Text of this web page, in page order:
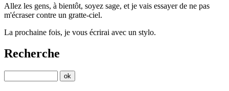
Allez les gens, à bientôt, soyez sage, et je vais essayer de ne pas
m'écraser contre un gratte-ciel.
La prochaine fois, je vous écrirai avec un stylo.
Recherche